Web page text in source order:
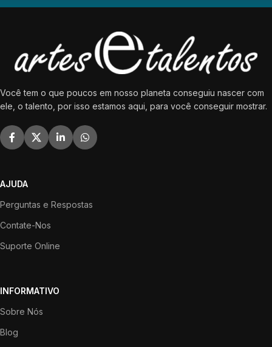
Você tem o que poucos em nosso planeta conseguiu nascer com
ele, o talento, por isso estamos aqui, para você conseguir mostrar.
AJUDA
Perguntas e Respostas
Contate-Nos
Suporte Online
INFORMATIVO
Sobre Nós
Blog